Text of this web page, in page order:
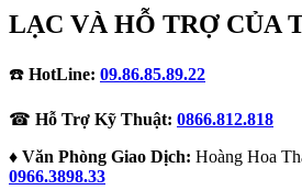
LẠC VÀ HỖ TRỢ CỦA
☎️ HotLine: 09.86.85.89.22
☎ Hỗ Trợ Kỹ Thuật: 0866.812.818
♦ Văn Phòng Giao Dịch: Hoàng Hoa
0966.3898.33